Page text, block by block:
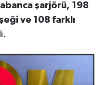
şarjörü, 198
ve 108 farklı